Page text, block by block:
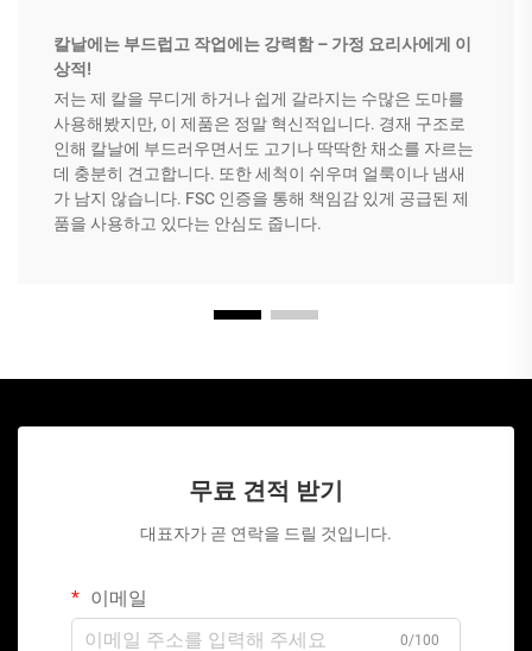
칼날에는 부드럽고 작업에는 강력함 – 가정 요리사에게 이
상적!
저는 제 칼을 무디게 하거나 쉽게 갈라지는 수많은 도마를
사용해봤지만, 이 제품은 정말 혁신적입니다. 경재 구조로
인해 칼날에 부드러우면서도 고기나 딱딱한 채소를 자르는
데 충분히 견고합니다. 또한 세척이 쉬우며 얼룩이나 냄새
가 남지 않습니다. FSC 인증을 통해 책임감 있게 공급된 제
품을 사용하고 있다는 안심도 줍니다.
무료 견적 받기
대표자가 곧 연락을 드릴 것입니다.
이메일
0/100